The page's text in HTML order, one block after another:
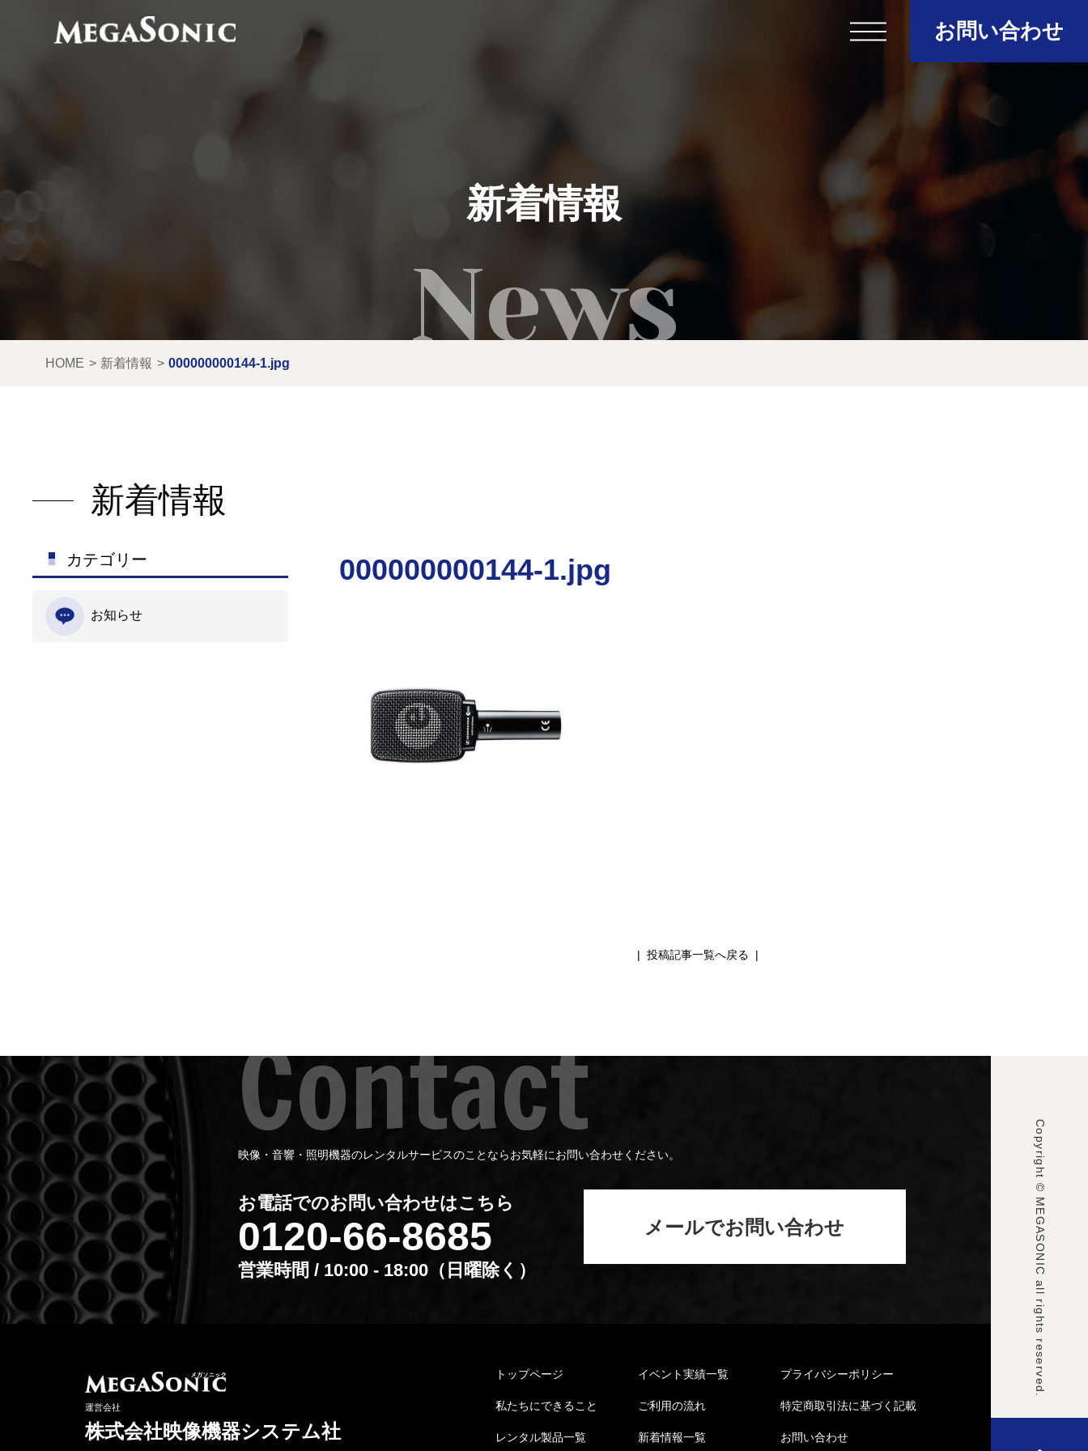
イベント実績
レンタル製品
ご利用の流れ
お問い合わせ
新着情報
HOME 新着情報 000000000144-1.jpg
新着情報
カテゴリー
お知らせ
000000000144-1.jpg
| 投稿記事一覧へ戻る |
映像・音響・照明機器のレンタルサービスのことならお気軽にお問い合わせください。
お電話でのお問い合わせはこちら
0120-66-8685
営業時間 / 10:00 - 18:00（⽇曜除く）
メールでお問い合わせ
運営会社
株式会社映像機器システム社
トップページ
私たちにできること
レンタル製品⼀覧
イベント実績⼀覧
ご利⽤の流れ
新着情報⼀覧
プライバシーポリシー
特定商取引法に基づく記載
お問い合わせ
Copyright © MEGASONIC all rights reserved.